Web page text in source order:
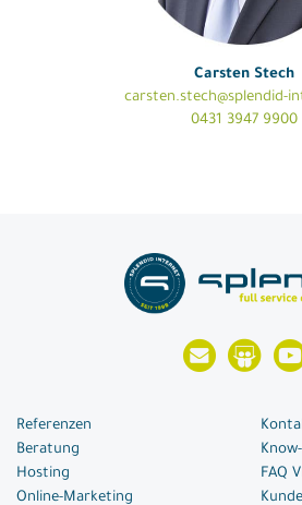
Carsten Stech
carsten.stech@splendid-
0431 3947 9900
Referenzen
Beratung
Hosting
Online-Marketing
FAQ